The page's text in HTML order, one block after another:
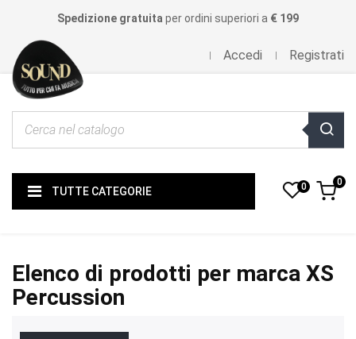
Spedizione gratuita per ordini superiori a € 199
Accedi Registrati
TUTTE CATEGORIE 0 0
Elenco di prodotti per marca XS
Percussion